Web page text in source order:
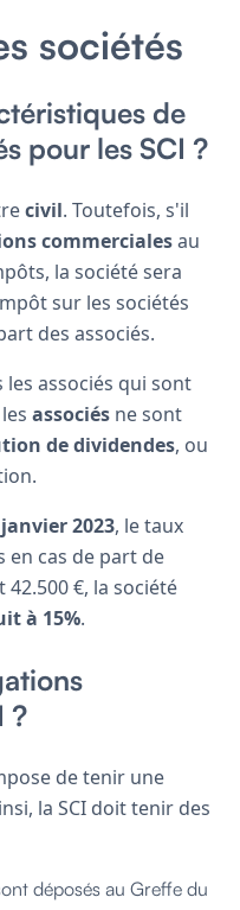
sociétés
de
pour les SCI ?
civil. Toutefois, s'il
commercialesau
la société sera
sur les sociétés
des associés.
les associés qui sont
associés ne sont
de dividendes, ou
2023, le taux
en cas de part de
€, la société
à 15%.
?
de tenir une
la SCI doit tenir des
déposés au Greffe du